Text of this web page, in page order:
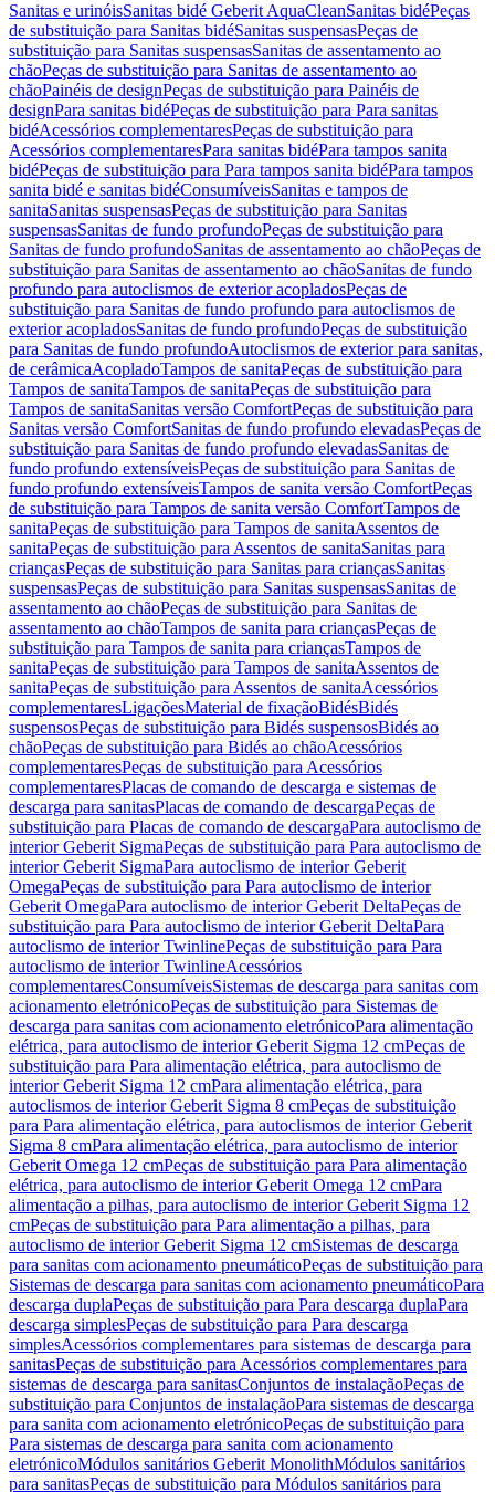
Sanitas e urinóisSanitas bidé Geberit AquaCleanSanitas bidéPeças
de substituição para Sanitas bidéSanitas suspensasPeças de
substituição para Sanitas suspensasSanitas de assentamento ao
chãoPeças de substituição para Sanitas de assentamento ao
chãoPainéis de designPeças de substituição para Painéis de
designPara sanitas bidéPeças de substituição para Para sanitas
bidéAcessórios complementaresPeças de substituição para
Acessórios complementaresPara sanitas bidéPara tampos sanita
bidéPeças de substituição para Para tampos sanita bidéPara tampos
sanita bidé e sanitas bidéConsumíveisSanitas e tampos de
sanitaSanitas suspensasPeças de substituição para Sanitas
suspensasSanitas de fundo profundoPeças de substituição para
Sanitas de fundo profundoSanitas de assentamento ao chãoPeças de
substituição para Sanitas de assentamento ao chãoSanitas de fundo
profundo para autoclismos de exterior acopladosPeças de
substituição para Sanitas de fundo profundo para autoclismos de
exterior acopladosSanitas de fundo profundoPeças de substituição
para Sanitas de fundo profundoAutoclismos de exterior para sanitas,
de cerâmicaAcopladoTampos de sanitaPeças de substituição para
Tampos de sanitaTampos de sanitaPeças de substituição para
Tampos de sanitaSanitas versão ComfortPeças de substituição para
Sanitas versão ComfortSanitas de fundo profundo elevadasPeças de
substituição para Sanitas de fundo profundo elevadasSanitas de
fundo profundo extensíveisPeças de substituição para Sanitas de
fundo profundo extensíveisTampos de sanita versão ComfortPeças
de substituição para Tampos de sanita versão ComfortTampos de
sanitaPeças de substituição para Tampos de sanitaAssentos de
sanitaPeças de substituição para Assentos de sanitaSanitas para
criançasPeças de substituição para Sanitas para criançasSanitas
suspensasPeças de substituição para Sanitas suspensasSanitas de
assentamento ao chãoPeças de substituição para Sanitas de
assentamento ao chãoTampos de sanita para criançasPeças de
substituição para Tampos de sanita para criançasTampos de
sanitaPeças de substituição para Tampos de sanitaAssentos de
sanitaPeças de substituição para Assentos de sanitaAcessórios
complementaresLigaçõesMaterial de fixaçãoBidésBidés
suspensosPeças de substituição para Bidés suspensosBidés ao
chãoPeças de substituição para Bidés ao chãoAcessórios
complementaresPeças de substituição para Acessórios
complementaresPlacas de comando de descarga e sistemas de
descarga para sanitasPlacas de comando de descargaPeças de
substituição para Placas de comando de descargaPara autoclismo de
interior Geberit SigmaPeças de substituição para Para autoclismo de
interior Geberit SigmaPara autoclismo de interior Geberit
OmegaPeças de substituição para Para autoclismo de interior
Geberit OmegaPara autoclismo de interior Geberit DeltaPeças de
substituição para Para autoclismo de interior Geberit DeltaPara
autoclismo de interior TwinlinePeças de substituição para Para
autoclismo de interior TwinlineAcessórios
complementaresConsumíveisSistemas de descarga para sanitas com
acionamento eletrónicoPeças de substituição para Sistemas de
descarga para sanitas com acionamento eletrónicoPara alimentação
elétrica, para autoclismo de interior Geberit Sigma 12 cmPeças de
substituição para Para alimentação elétrica, para autoclismo de
interior Geberit Sigma 12 cmPara alimentação elétrica, para
autoclismos de interior Geberit Sigma 8 cmPeças de substituição
para Para alimentação elétrica, para autoclismos de interior Geberit
Sigma 8 cmPara alimentação elétrica, para autoclismo de interior
Geberit Omega 12 cmPeças de substituição para Para alimentação
elétrica, para autoclismo de interior Geberit Omega 12 cmPara
alimentação a pilhas, para autoclismo de interior Geberit Sigma 12
cmPeças de substituição para Para alimentação a pilhas, para
autoclismo de interior Geberit Sigma 12 cmSistemas de descarga
para sanitas com acionamento pneumáticoPeças de substituição para
Sistemas de descarga para sanitas com acionamento pneumáticoPara
descarga duplaPeças de substituição para Para descarga duplaPara
descarga simplesPeças de substituição para Para descarga
simplesAcessórios complementares para sistemas de descarga para
sanitasPeças de substituição para Acessórios complementares para
sistemas de descarga para sanitasConjuntos de instalaçãoPeças de
substituição para Conjuntos de instalaçãoPara sistemas de descarga
para sanita com acionamento eletrónicoPeças de substituição para
Para sistemas de descarga para sanita com acionamento
eletrónicoMódulos sanitários Geberit MonolithMódulos sanitários
para sanitasPeças de substituição para Módulos sanitários para